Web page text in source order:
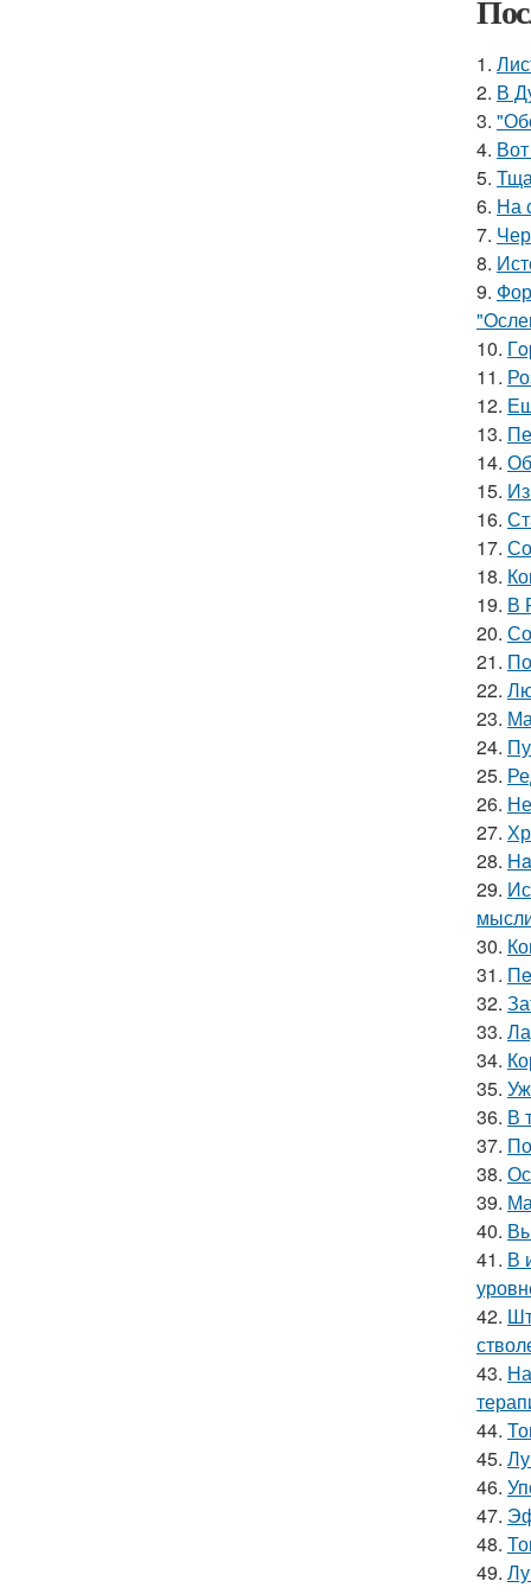
1.
2. В
3.
4.
5.
6. На
7.
8.
9.
10.
11.
12.
13.
14.
15.
16.
17.
18.
19. В
20.
21.
22.
23.
24.
25.
26.
27.
28.
29.
30.
31.
32.
33.
34.
35.
36. В
37.
38.
39.
40.
41. В
42.
43.
44.
45.
46.
47.
48.
49.